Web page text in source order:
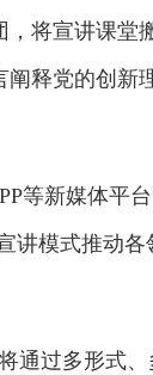
将宣讲课堂
释党的创新
等新媒体平
讲模式推动
通过多形式